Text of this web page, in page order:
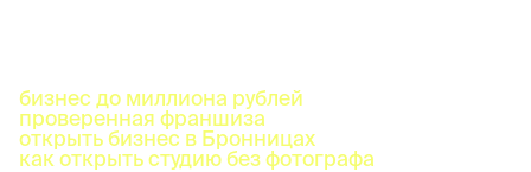
бизнес до миллиона рублей
проверенная франшиза
открыть бизнес в Бронницах
как открыть студию без фотографа